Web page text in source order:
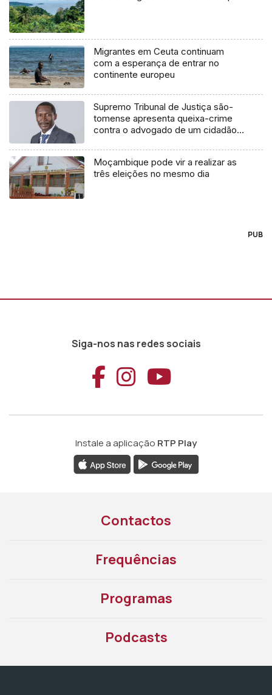
Migrantes em Ceuta continuam
com a esperança de entrar no
continente europeu
Supremo Tribunal de Justiça são-
tomense apresenta queixa-crime
contra o advogado de um cidadão
Moçambique pode vir a realizar as
três eleições no mesmo dia
PUB
Siga-nos nas redes sociais
Aceder ao
Aceder ao
Aceder
Instale a aplicação RTP Play
Contactos
Frequências
Programas
Podcasts